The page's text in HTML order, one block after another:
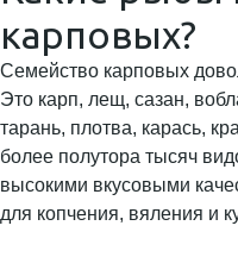
карповых?
Семейство карповых
Это карп, лещ, сазан,
тарань, плотва, карась,
более полутора тысяч
высокими вкусовыми
для копчения, вяления и